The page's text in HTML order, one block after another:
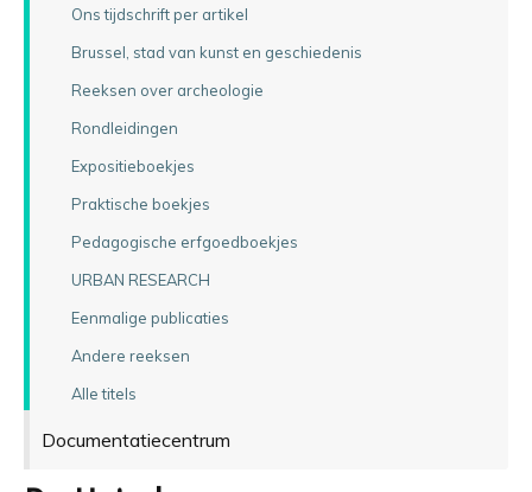
Ons tijdschrift per artikel
Brussel, stad van kunst en geschiedenis
Reeksen over archeologie
Rondleidingen
Expositieboekjes
Praktische boekjes
Pedagogische erfgoedboekjes
URBAN RESEARCH
Eenmalige publicaties
Andere reeksen
Alle titels
Documentatiecentrum